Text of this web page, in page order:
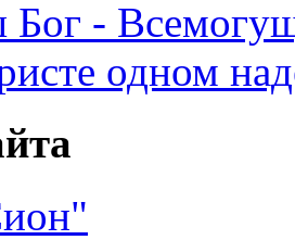
-
одном